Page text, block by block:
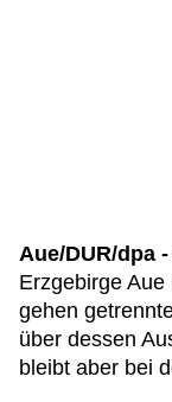
Aue/DUR/dpa -
Erzgebirge
gehen
über dessen
bleibt aber bei